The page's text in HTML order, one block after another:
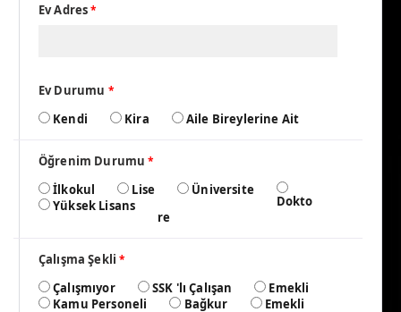
Ev Adres*
Ev Durumu *
Kendi Kira Aile Bireylerine Ait
Öğrenim Durumu*
İlkokul Lise
Üniversite
Yüksek Lisans
Dokto
re
Çalışma Şekli*
Çalışmıyor
SSK 'lı Çalışan
Kamu Personeli
Bağkur Emekli